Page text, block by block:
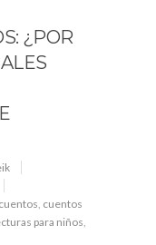
¿POR
cuentos, cuentos
para niños,